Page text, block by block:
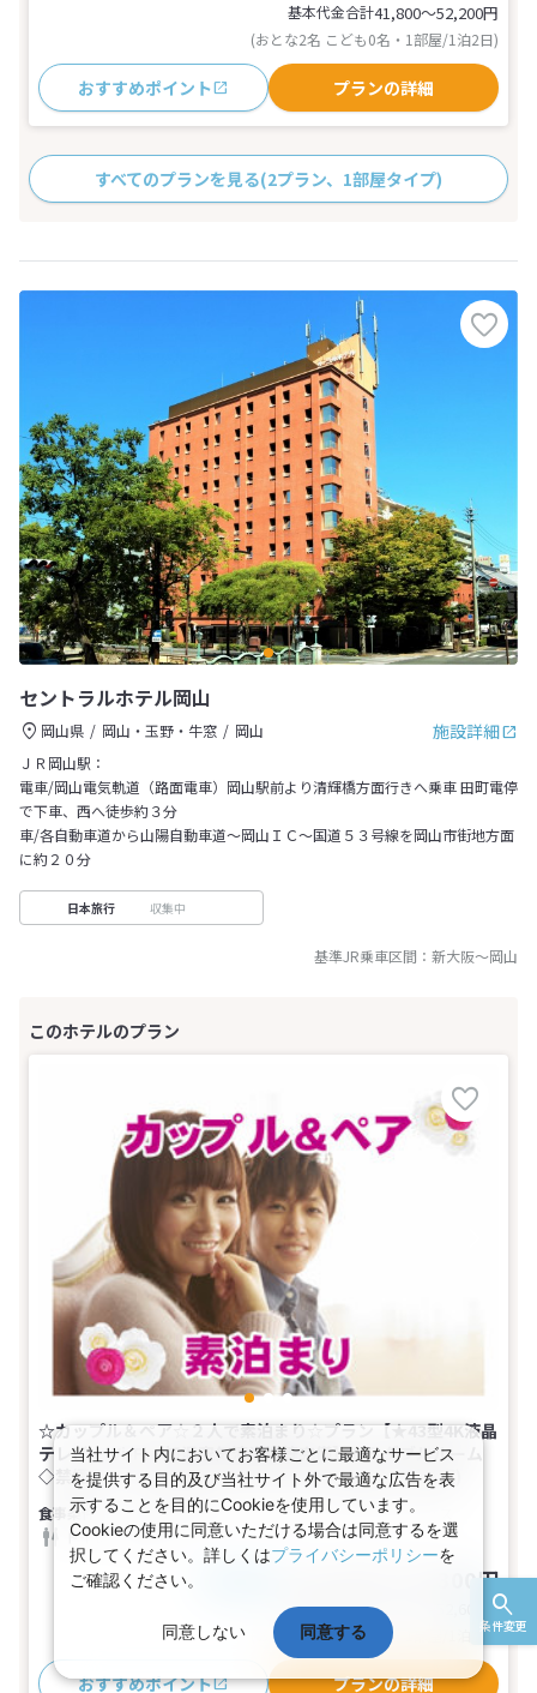
条件変更
基本代金合計41,800〜52,200円
(おとな2名 こども0名・1部屋/1泊2日)
おすすめポイント プランの詳細
すべてのプランを見る(2プラン、1部屋タイプ)
セントラルホテル岡山
施設詳細
岡山県 岡山・玉野・牛窓
岡山
ＪＲ岡山駅：
電車/岡山電気軌道（路面電車）岡山駅前より清輝橋方面行きへ乗車 田町電停
で下車、西へ徒歩約３分
車/各自動車道から山陽自動車道～岡山ＩＣ～国道５３号線を岡山市街地方面
に約２０分
日本旅行 収集中
基準JR乗車区間： 新大阪～岡山
☆カップル＆ペア☆２人で素泊まり☆プラン【★43型4K液晶
テレビ・Wi-Fi・加湿空気清浄機等完備】セミダブルルーム
◇禁煙◇123cm幅セミダブルベッド【中上階】(2名1室)
食事なし 1～2名 セミダブル
トイレ
禁煙
21,100～26,300円
基本代金合計42,200〜52,600 円
(おとな2名 こども0名・1部屋/1泊2日)
おすすめポイント プランの詳細
当社サイト内においてお客様ごとに最適なサービス
を提供する目的及び当社サイト外で最適な広告を表
示することを目的にCookieを使用しています。
Cookieの使用に同意いただける場合は同意するを選
択してください。詳しくはプライバシーポリシーを
ご確認ください。
同意しない 同意する